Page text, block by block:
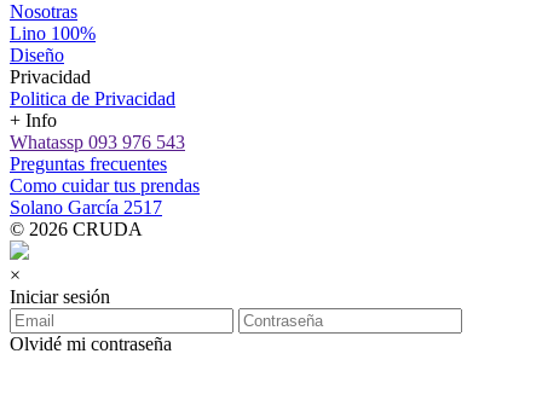
Nosotras
Lino 100%
Diseño
Privacidad
Politica de Privacidad
+ Info
Whatassp 093 976 543
Preguntas frecuentes
Como cuidar tus prendas
Solano García 2517
© 2026 CRUDA
×
Iniciar sesión
Olvidé mi contraseña